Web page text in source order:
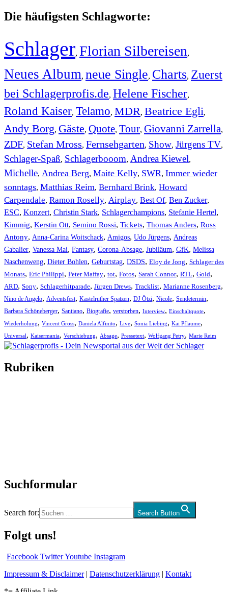
Die häufigsten Schlagworte:
Schlager, Florian Silbereisen,
Neues Album, neue Single, Charts, Zuerst
bei Schlagerprofis.de, Helene Fischer,
Roland Kaiser, Telamo, MDR, Beatrice Egli,
Andy Borg, Gäste, Quote, Tour, Giovanni Zarrella,
ZDF, Stefan Mross, Fernsehgarten, Show, Jürgens TV,
Schlager-Spaß, Schlagerbooom, Andrea Kiewel,
Michelle, Andrea Berg, Maite Kelly, SWR, Immer wieder
sonntags, Matthias Reim, Bernhard Brink, Howard
Carpendale, Ramon Roselly, Airplay, Best Of, Ben Zucker,
ESC, Konzert, Christin Stark, Schlagerchampions, Stefanie Hertel,
Kimmig, Kerstin Ott, Semino Rossi, Tickets, Thomas Anders, Ross
Antony, Anna-Carina Woitschack, Amigos, Udo Jürgens, Andreas
Gabalier, Vanessa Mai, Fantasy, Corona-Absage, Jubiläum, GfK, Melissa
Naschenweng, Dieter Bohlen, Geburtstag, DSDS, Eloy de Jong, Schlager des
Monats, Eric Philippi, Peter Maffay, tot, Fotos, Sarah Connor, RTL, Gold,
ARD, Sony, Schlagerhitparade, Jürgen Drews, Tracklist, Marianne Rosenberg,
Nino de Angelo, Adventsfest, Kastelruther Spatzen, DJ Ötzi, Nicole, Sendetermin,
Barbara Schöneberger, Santiano, Biografie, verstorben, Interview, Einschaltquote,
Wiederholung, Vincent Gross, Daniela Alfinito, Live, Sonia Liebing, Kai Pflaume,
Universal, Kaisermania, Verschiebung, Absage, Pressetext, Wolfgang Petry, Marie Reim
Rubriken
Suchformular
Search for: Search Button
Folgt uns!
Facebook TwitterYoutube Instagram
Impressum & Disclaimer| Datenschutzerklärung | Kontakt